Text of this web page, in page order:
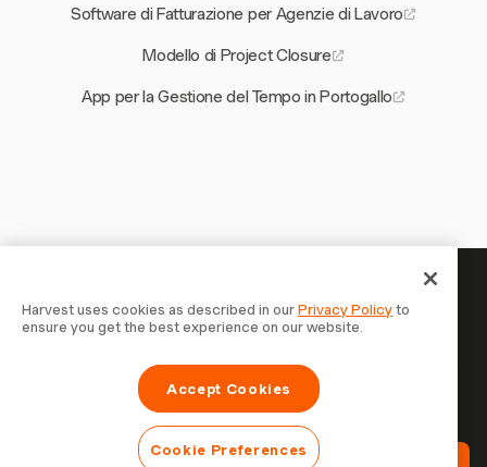
Software di Fatturazione per Agenzie di Lavoro
Modello di Project Closure
App per la Gestione del Tempo in Portogallo
Il tuo tempo merita di essere
tracciato — inizia ora
Unisciti a oltre 70.000 aziende che monitorano il tempo,
fatturano i clienti e vengono pagate più velocemente con
Prova Harvest Gratis
Harvest uses cookies as described in ourPrivacy Policyto
ensure you get the best experience on our website.
Accept Cookies
Cookie Preferences